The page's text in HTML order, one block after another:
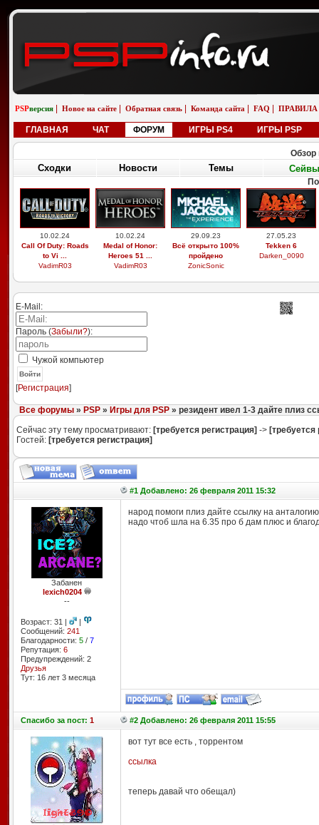
PSPверсия Новое на сайте Обратная связь Команда сайта FAQ ПРАВИЛА
ГЛАВНАЯ ЧАТ ФОРУМ ИГРЫ PS4 ИГРЫ PSP
Обзор
Сходки Новости Темы Сейвы
10.02.24
Call Of Duty: Roads
to Vi ...
VadimR03
10.02.24
Medal of Honor:
Heroes 51 ...
VadimR03
29.09.23
Всё открыто 100%
пройдено
ZonicSonic
27.05.23
Tekken 6
Darken_0090
E-Mail:
Пароль (Забыли?):
Чужой компьютер
Войти
[Регистрация]
Все форумы» PSP» Игры для PSP» резидент ивел 1-3 дайте плиз
Сейчас эту тему просматривают: [требуется регистрация] -> [требуется
Гостей: [требуется регистрация]
#1 Добавлено: 26 февраля 2011 15:32
Забанен
lexich0204
--
Возраст: 31 |
|
Сообщений: 241
Благодарности: 5/ 7
Репутация: 6
Предупреждений: 2
Друзья
Тут: 16 лет 3 месяцa
народ помоги плиз дайте ссылку на
надо чтоб шла на 6.35 про б дам плюс и
Спасибоза пост: 1 #2 Добавлено: 26 февраля 2011 15:55
вот тут все есть , торрентом
ссылка
теперь давай что обещал)